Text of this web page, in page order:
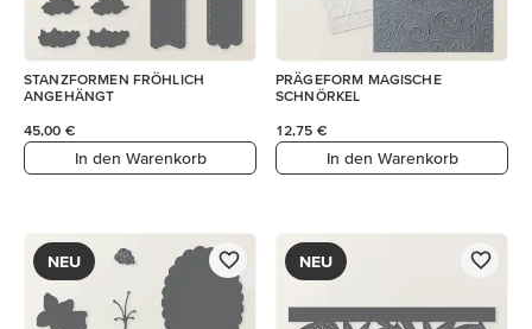
STANZFORMEN FRÖHLICH
ANGEHÄNGT
45,00 €
In den Warenkorb
PRÄGEFORM MAGISCHE
SCHNÖRKEL
12,75 €
In den Warenkorb
NEU NEU